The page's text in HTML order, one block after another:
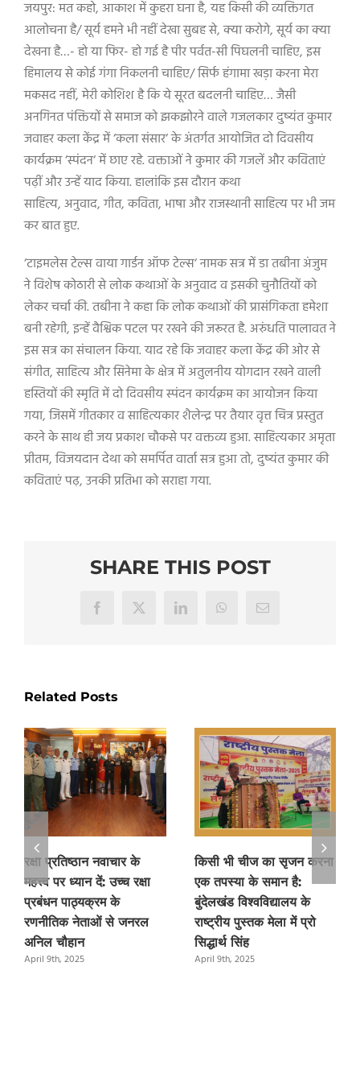
जयपुर: मत कहो,आकाश में कुहरा घना है,यह किसी की व्यक्तिगत
आलोचना है/ सूर्य हमने भी नहीं देखा सुबह से,क्या करोगे,सूर्य का क्या
देखना है…- हो या फिर- हो गई है पीर पर्वत-सी पिघलनी चाहिए,इस
हिमालय से कोई गंगा निकलनी चाहिए/ सिर्फ हंगामा खड़ा करना मेरा
मकसद नहीं,मेरी कोशिश है कि ये सूरत बदलनी चाहिए… जैसी
अनगिनत पंक्तियों से समाज को झकझोरने वाले गजलकार दुष्यंत कुमार
जवाहर कला केंद्र में‘कला संसार‘के अंतर्गत आयोजित दो दिवसीय
कार्यक्रम‘स्पंदन‘में छाए रहे. वक्ताओं ने कुमार की गजलें और कविताएं
पढ़ीं और उन्हें याद किया. हालांकि इस दौरान कथा
साहित्य,अनुवाद,गीत,कविता,भाषा और राजस्थानी साहित्य पर भी जम
कर बात हुए.
‘टाइमलेस टेल्स वाया गार्डन ऑफ टेल्स‘नामक सत्र में डा तबीना अंजुम
ने विशेष कोठारी से लोक कथाओं के अनुवाद व इसकी चुनौतियों को
लेकर चर्चा की. तबीना ने कहा कि लोक कथाओं की प्रासंगिकता हमेशा
बनी रहेगी,इन्हें वैश्विक पटल पर रखने की जरूरत है. अरुंधति पालावत ने
इस सत्र का संचालन किया. याद रहे कि जवाहर कला केंद्र की ओर से
संगीत,साहित्य और सिनेमा के क्षेत्र में अतुलनीय योगदान रखने वाली
हस्तियों की स्मृति में दो दिवसीय स्पंदन कार्यक्रम का आयोजन किया
गया,जिसमें गीतकार व साहित्यकार शैलेन्द्र पर तैयार वृत्त चित्र प्रस्तुत
करने के साथ ही जय प्रकाश चौकसे पर वक्तव्य हुआ. साहित्यकार अमृता
प्रीतम,विजयदान देथा को समर्पित वार्ता सत्र हुआ तो,दुष्यंत कुमार की
कविताएं पढ़,उनकी प्रतिभा को सराहा गया.
SHARE THIS POST
Facebook
X LinkedInWhatsAppEmail
Related Posts
रक्षा प्रतिष्ठान नवाचार के
महत्त्व पर ध्यान दें: उच्च रक्षा
प्रबंधन पाठ्यक्रम के
रणनीतिक नेताओं से जनरल
अनिल चौहान
April 9th, 2025
किसी भी चीज का सृजन करना
एक तपस्या के समान है:
बुंदेलखंड विश्वविद्यालय के
राष्ट्रीय पुस्तक मेला में प्रो
सिद्धार्थ सिंह
April 9th, 2025